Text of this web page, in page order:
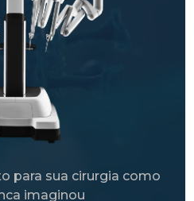
para sua cirurgia como
imaginou